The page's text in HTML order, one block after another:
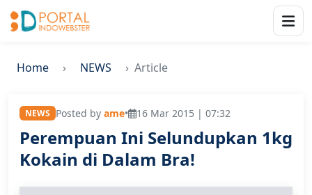
Home NEWS Article
NEWS Posted by ame• 16 Mar 2015 | 07:32
Perempuan Ini Selundupkan 1kg
Kokain di Dalam Bra!